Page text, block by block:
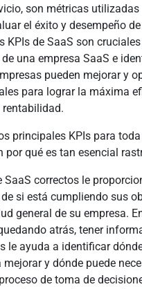
son métricas utilizadas
el éxito y desempeño
KPIs de SaaS son
una empresa SaaS e
pueden mejorar y
para lograr la máxima
principales KPIs para
por qué es tan esencial
SaaS correctos le
si está cumpliendo sus
general de su empresa.
atrás, tener
le ayuda a identificar
y dónde puede
de toma de